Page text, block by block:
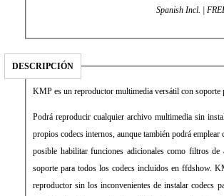
Spanish Incl. |
DESCRIPCIÓN
KMP es un reproductor multimedia versátil con
Podrá reproducir cualquier archivo multimedia sin
propios codecs internos, aunque también podrá
posible habilitar funciones adicionales como filtros
soporte para todos los codecs incluidos en ffdshow.
reproductor sin los inconvenientes de instalar codecs